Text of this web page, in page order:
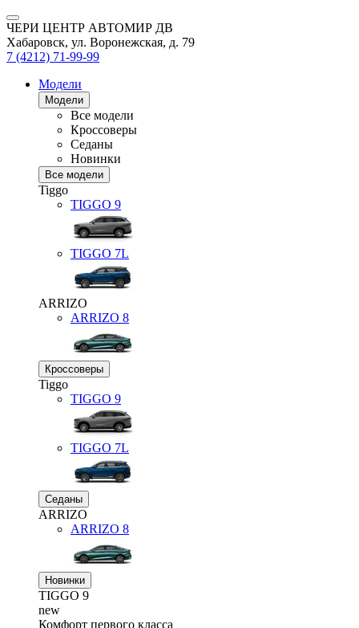
ЧЕРИ ЦЕНТР АВТОМИР ДВ
Хабаровск, ул. Воронежская, д. 79
7 (4212) 71-99-99
Модели
Модели
Все модели
Кроссоверы
Седаны
Новинки
Все модели
Tiggo
TIGGO 9
TIGGO 7L
ARRIZO
ARRIZO 8
Кроссоверы
Tiggo
TIGGO 9
TIGGO 7L
Седаны
ARRIZO
ARRIZO 8
Новинки
TIGGO 9
new
Комфорт первого класса